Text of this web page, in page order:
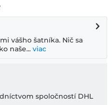
vášho šatníka. Nič sa
naše... viac
spoločností DHL